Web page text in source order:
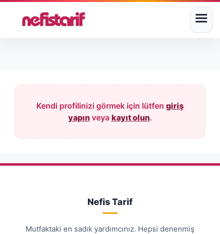
Kendi profilinizi görmek için lütfen giriş
yapınveya kayıt olun.
Nefis Tarif
Mutfaktaki en sadık yardımcınız. Hepsi denenmiş